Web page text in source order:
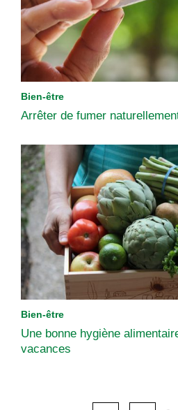
Bien-être
Arrêter de fumer
Bien-être
Une bonne hygiène
vacances